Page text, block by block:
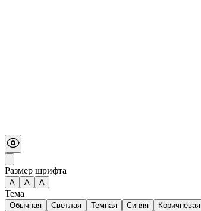
Размер шрифта
А A A
Тема
Обычная Светлая Темная Синяя Коричневая